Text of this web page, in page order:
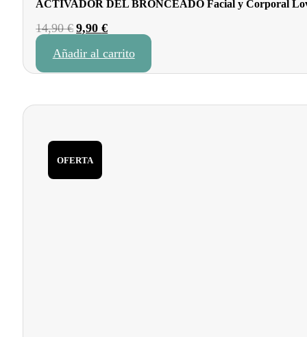
ACTIVADOR DEL BRONCEADO Facial y Corporal
14,90€ El
original
9,90€El
actual
Añadir al carrito
OFERTA